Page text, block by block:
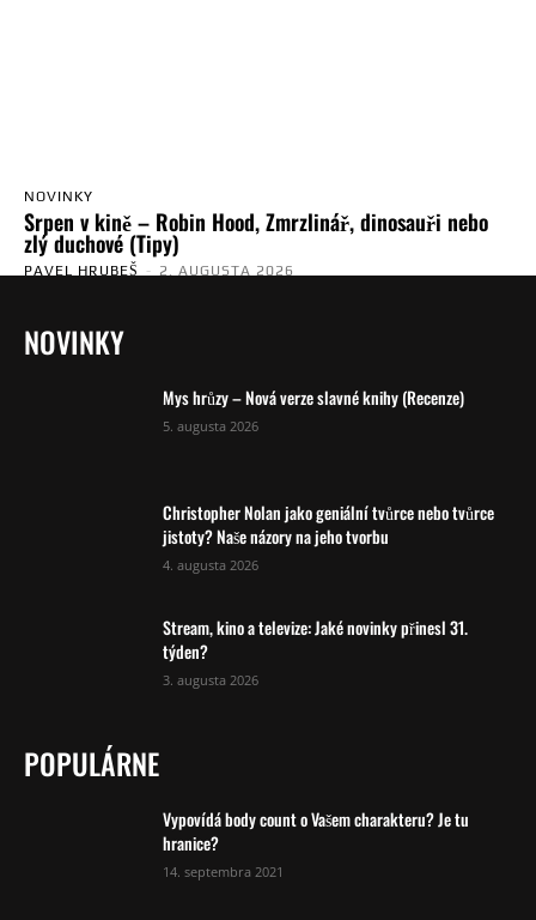
NOVINKY
Srpen v kině – Robin Hood, Zmrzlinář, dinosauři nebo
zlý duchové (Tipy)
PAVEL HRUBEŠ - 2. AUGUSTA 2026
NOVINKY
Mys hrůzy – Nová verze slavné knihy (Recenze)
5. augusta 2026
Christopher Nolan jako geniální tvůrce nebo tvůrce
jistoty? Naše názory na jeho tvorbu
4. augusta 2026
Stream, kino a televize: Jaké novinky přinesl 31.
týden?
3. augusta 2026
POPULÁRNE
Vypovídá body count o Vašem charakteru? Je tu
hranice?
14. septembra 2021